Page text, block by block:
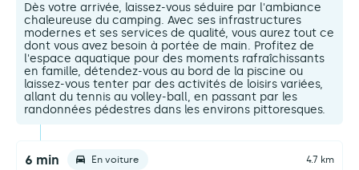
Dès votre arrivée, laissez-vous séduire par l'ambiance
chaleureuse du camping. Avec ses infrastructures
modernes et ses services de qualité, vous aurez tout ce
dont vous avez besoin à portée de main. Profitez de
l'espace aquatique pour des moments rafraîchissants
en famille, détendez-vous au bord de la piscine ou
laissez-vous tenter par des activités de loisirs variées,
allant du tennis au volley-ball, en passant par les
randonnées pédestres dans les environs pittoresques.
6 min En voiture 4.7 km